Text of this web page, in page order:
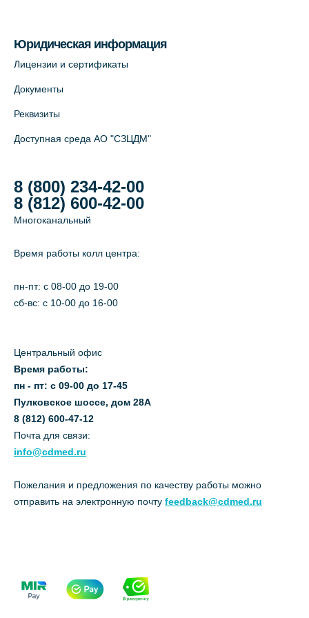
Лабораторный терминал на Большом
+7 (812) 565-11-12
На карте
Юридическая информация
Лицензии и сертификаты
Документы
Реквизиты
Доступная среда АО "СЗЦДМ"
8 (800) 234-42-00
8 (812) 600-42-00
Многоканальный
Время работы колл центра:
пн-пт: c 08-00 до 19-00
сб-вс: с 10-00 до 16-00
Центральный офис
Время работы:
пн - пт: с 09-00 до 17-45
Пулковское шоссе, дом 28А
8 (812) 600-47-12
Почта для связи:
info@cdmed.ru
Пожелания и предложения по качеству работы можно
отправить на электронную почту feedback@cdmed.ru